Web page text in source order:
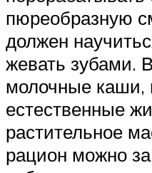
пюреобразную
должен
жевать зубами.
молочные каши,
естественные
растительное
рацион можно